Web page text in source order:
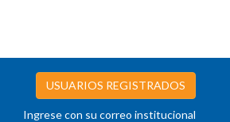
USUARIOS REGISTRADOS
Ingrese con su correo institucional